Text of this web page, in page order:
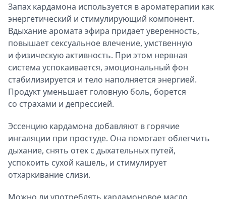
Запах кардамона используется в ароматерапии как
энергетический и стимулирующий компонент.
Вдыхание аромата эфира придает уверенность,
повышает сексуальное влечение, умственную
и физическую активность. При этом нервная
система успокаивается, эмоциональный фон
стабилизируется и тело наполняется энергией.
Продукт уменьшает головную боль, борется
со страхами и депрессией.
Эссенцию кардамона добавляют в горячие
ингаляции при простуде. Она помогает облегчить
дыхание, снять отек с дыхательных путей,
успокоить сухой кашель, и стимулирует
отхаркивание слизи.